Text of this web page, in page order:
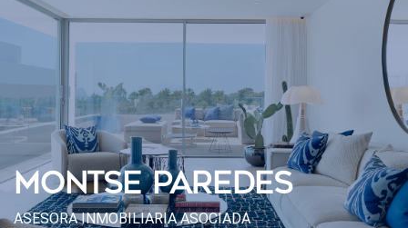
MONTSE PAREDES
ASESORA INMOBILIARIA ASOCIADA